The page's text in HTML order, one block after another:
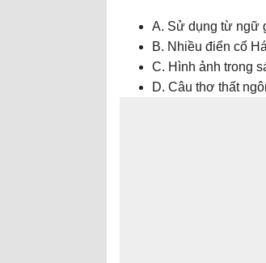
A. Sử dụng từ ngữ
B. Nhiều điển cố
C. Hình ảnh trong
D. Câu thơ thất